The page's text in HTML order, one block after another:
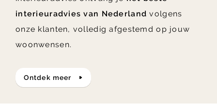
interieuradvies van Nederland volgens
onze klanten, volledig afgestemd op jouw
woonwensen.
ontdek meer